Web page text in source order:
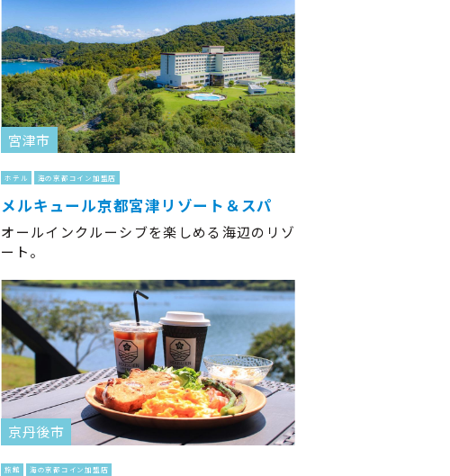
宮津市
ホテル 海の京都コイン加盟店
メルキュール京都宮津リゾート＆スパ
オールインクルーシブを楽しめる海辺のリゾ
ート。
京丹後市
旅館 海の京都コイン加盟店